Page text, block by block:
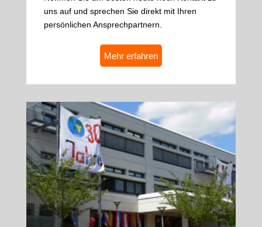
uns auf und sprechen Sie direkt mit Ihren
persönlichen Ansprechpartnern.
Mehr erfahren